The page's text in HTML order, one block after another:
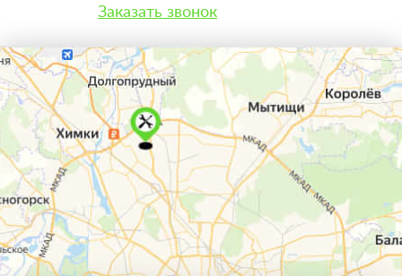
Заказать звонок